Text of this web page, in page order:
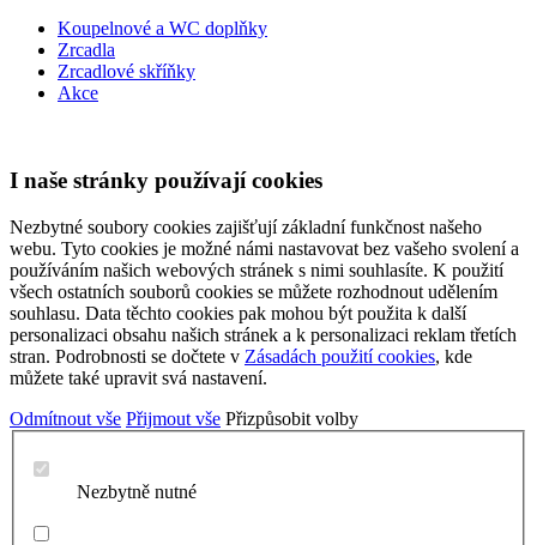
Koupelnové a WC doplňky
Zrcadla
Zrcadlové skříňky
Akce
I naše stránky používají cookies
Nezbytné soubory cookies zajišťují základní funkčnost našeho
webu. Tyto cookies je možné námi nastavovat bez vašeho svolení a
používáním našich webových stránek s nimi souhlasíte. K použití
všech ostatních souborů cookies se můžete rozhodnout udělením
souhlasu. Data těchto cookies pak mohou být použita k další
personalizaci obsahu našich stránek a k personalizaci reklam třetích
stran. Podrobnosti se dočtete v Zásadách použití cookies, kde
můžete také upravit svá nastavení.
Odmítnout vše Přijmout vše Přizpůsobit volby
Nezbytně nutné